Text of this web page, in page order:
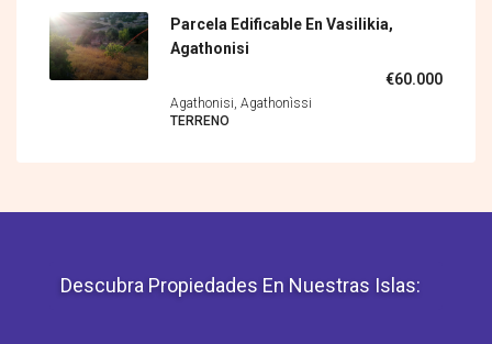
Parcela Edificable En Vasilikia,
Agathonisi
€60.000
Agathonisi, Agathonìssi
TERRENO
Descubra Propiedades En Nuestras Islas: